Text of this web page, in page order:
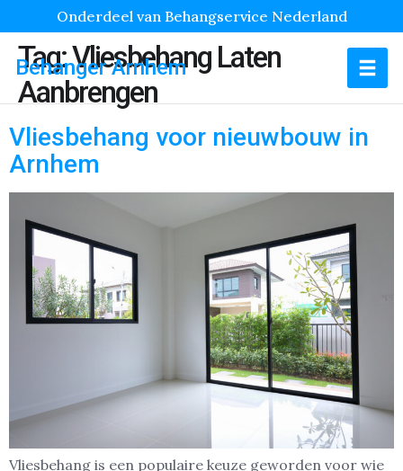
Onderdeel van Behangservice Nederland
Behanger Arnhem
Tag:Vliesbehang Laten
Aanbrengen
Vliesbehang voor nieuwbouw in
Arnhem
Vliesbehang is een populaire keuze geworden voor wie